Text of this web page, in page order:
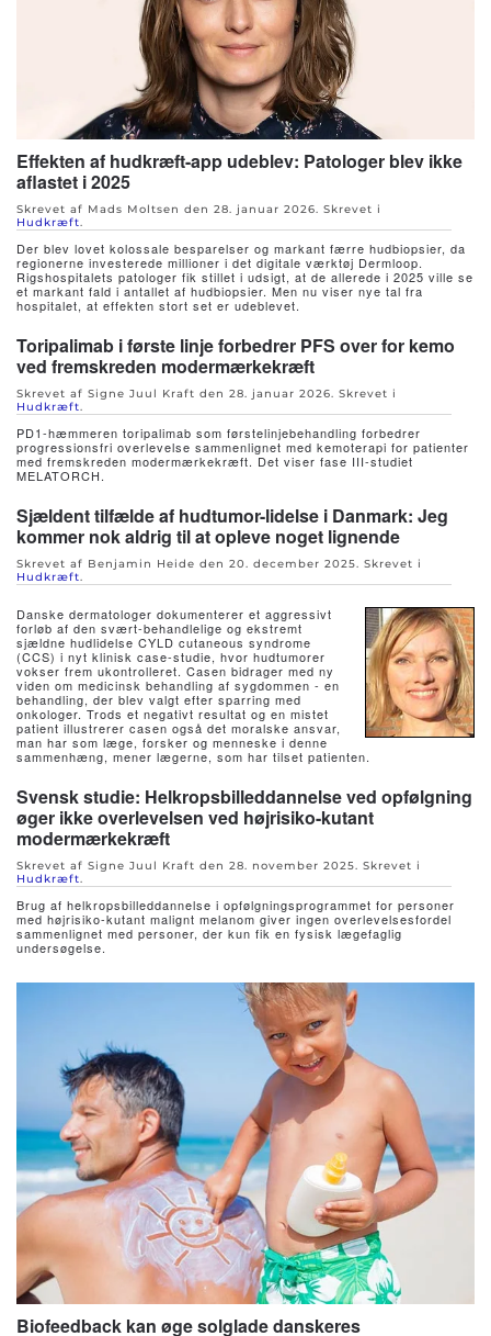
Effekten af hudkræft-app udeblev: Patologer blev ikke
aflastet i 2025
Skrevet af Mads Moltsen den 28. januar 2026. Skrevet i
Hudkræft.
Der blev lovet kolossale besparelser og markant færre hudbiopsier, da
regionerne investerede millioner i det digitale værktøj Dermloop.
Rigshospitalets patologer fik stillet i udsigt, at de allerede i 2025 ville se
et markant fald i antallet af hudbiopsier. Men nu viser nye tal fra
hospitalet, at effekten stort set er udeblevet.
Toripalimab i første linje forbedrer PFS over for kemo
ved fremskreden modermærkekræft
Skrevet af Signe Juul Kraft den 28. januar 2026. Skrevet i
Hudkræft.
PD1-hæmmeren toripalimab som førstelinjebehandling forbedrer
progressionsfri overlevelse sammenlignet med kemoterapi for patienter
med fremskreden modermærkekræft. Det viser fase III-studiet
MELATORCH.
Sjældent tilfælde af hudtumor-lidelse i Danmark: Jeg
kommer nok aldrig til at opleve noget lignende
Skrevet af Benjamin Heide den 20. december 2025. Skrevet i
Hudkræft.
Danske dermatologer dokumenterer et aggressivt
forløb af den svært-behandlelige og ekstremt
sjældne hudlidelse CYLD cutaneous syndrome
(CCS) i nyt klinisk case-studie, hvor hudtumorer
vokser frem ukontrolleret. Casen bidrager med ny
viden om medicinsk behandling af sygdommen - en
behandling, der blev valgt efter sparring med
onkologer. Trods et negativt resultat og en mistet
patient illustrerer casen også det moralske ansvar,
man har som læge, forsker og menneske i denne
sammenhæng, mener lægerne, som har tilset patienten.
Svensk studie: Helkropsbilleddannelse ved opfølgning
øger ikke overlevelsen ved højrisiko-kutant
modermærkekræft
Skrevet af Signe Juul Kraft den 28. november 2025. Skrevet i
Hudkræft.
Brug af helkropsbilleddannelse i opfølgningsprogrammet for personer
med højrisiko-kutant malignt melanom giver ingen overlevelsesfordel
sammenlignet med personer, der kun fik en fysisk lægefaglig
undersøgelse.
Biofeedback kan øge solglade danskeres